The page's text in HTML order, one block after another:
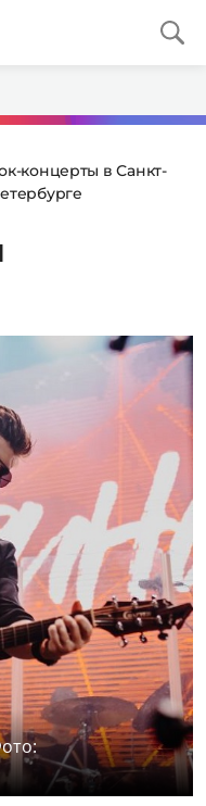
концерты в Санкт-